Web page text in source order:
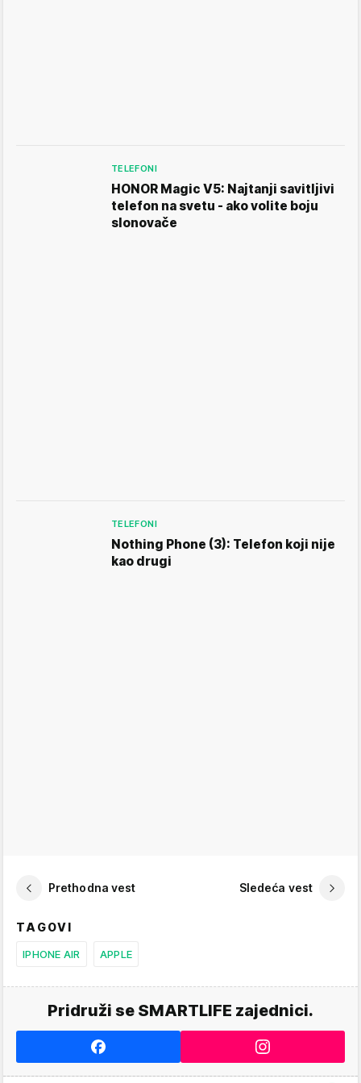
TELEFONI
HONOR Magic V5: Najtanji savitljivi
telefon na svetu - ako volite boju
slonovače
TELEFONI
Nothing Phone (3): Telefon koji nije
kao drugi
Prethodna vest Sledeća vest
TAGOVI
IPHONE AIR APPLE
Pridruži se SMARTLIFE zajednici.